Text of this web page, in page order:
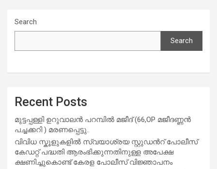
Search
Search
Recent Posts
മുട്ടപ്പള്ളി ഉറുവാലൻ പറമ്പിൽ മജീദ് (66,OP മജീദണ്ണൻ
പച്ചക്കറി ) മരണപ്പെട്ടു..
വിവിധ സ്കൂളുകളില്‍ സ്വയാശ്രയ സ്റ്റുഡന്‍റ് പോലീസ്
കേഡറ്റ് പദ്ധതി ആരംഭിക്കുന്നതിനുള്ള അപേക്ഷ
ക്ഷണിച്ചുകൊണ്ട് കേരള പോലീസ് വിജ്ഞാപനം